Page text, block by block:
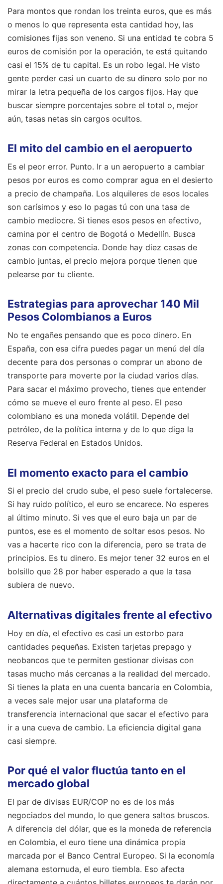
Para montos que rondan los treinta euros, que es más
o menos lo que representa esta cantidad hoy, las
comisiones fijas son veneno. Si una entidad te cobra 5
euros de comisión por la operación, te está quitando
casi el 15% de tu capital. Es un robo legal. He visto
gente perder casi un cuarto de su dinero solo por no
mirar la letra pequeña de los cargos fijos. Hay que
buscar siempre porcentajes sobre el total o, mejor
aún, tasas netas sin cargos ocultos.
El mito del cambio en el aeropuerto
Es el peor error. Punto. Ir a un aeropuerto a cambiar
pesos por euros es como comprar agua en el desierto
a precio de champaña. Los alquileres de esos locales
son carísimos y eso lo pagas tú con una tasa de
cambio mediocre. Si tienes esos pesos en efectivo,
camina por el centro de Bogotá o Medellín. Busca
zonas con competencia. Donde hay diez casas de
cambio juntas, el precio mejora porque tienen que
pelearse por tu cliente.
Estrategias para aprovechar 140 Mil
Pesos Colombianos a Euros
No te engañes pensando que es poco dinero. En
España, con esa cifra puedes pagar un menú del día
decente para dos personas o comprar un abono de
transporte para moverte por la ciudad varios días.
Para sacar el máximo provecho, tienes que entender
cómo se mueve el euro frente al peso. El peso
colombiano es una moneda volátil. Depende del
petróleo, de la política interna y de lo que diga la
Reserva Federal en Estados Unidos.
El momento exacto para el cambio
Si el precio del crudo sube, el peso suele fortalecerse.
Si hay ruido político, el euro se encarece. No esperes
al último minuto. Si ves que el euro baja un par de
puntos, ese es el momento de soltar esos pesos. No
vas a hacerte rico con la diferencia, pero se trata de
principios. Es tu dinero. Es mejor tener 32 euros en el
bolsillo que 28 por haber esperado a que la tasa
subiera de nuevo.
Alternativas digitales frente al efectivo
Hoy en día, el efectivo es casi un estorbo para
cantidades pequeñas. Existen tarjetas prepago y
neobancos que te permiten gestionar divisas con
tasas mucho más cercanas a la realidad del mercado.
Si tienes la plata en una cuenta bancaria en Colombia,
a veces sale mejor usar una plataforma de
transferencia internacional que sacar el efectivo para
ir a una cueva de cambio. La eficiencia digital gana
casi siempre.
Por qué el valor fluctúa tanto en el
mercado global
El par de divisas EUR/COP no es de los más
negociados del mundo, lo que genera saltos bruscos.
A diferencia del dólar, que es la moneda de referencia
en Colombia, el euro tiene una dinámica propia
marcada por el Banco Central Europeo. Si la economía
alemana estornuda, el euro tiembla. Eso afecta